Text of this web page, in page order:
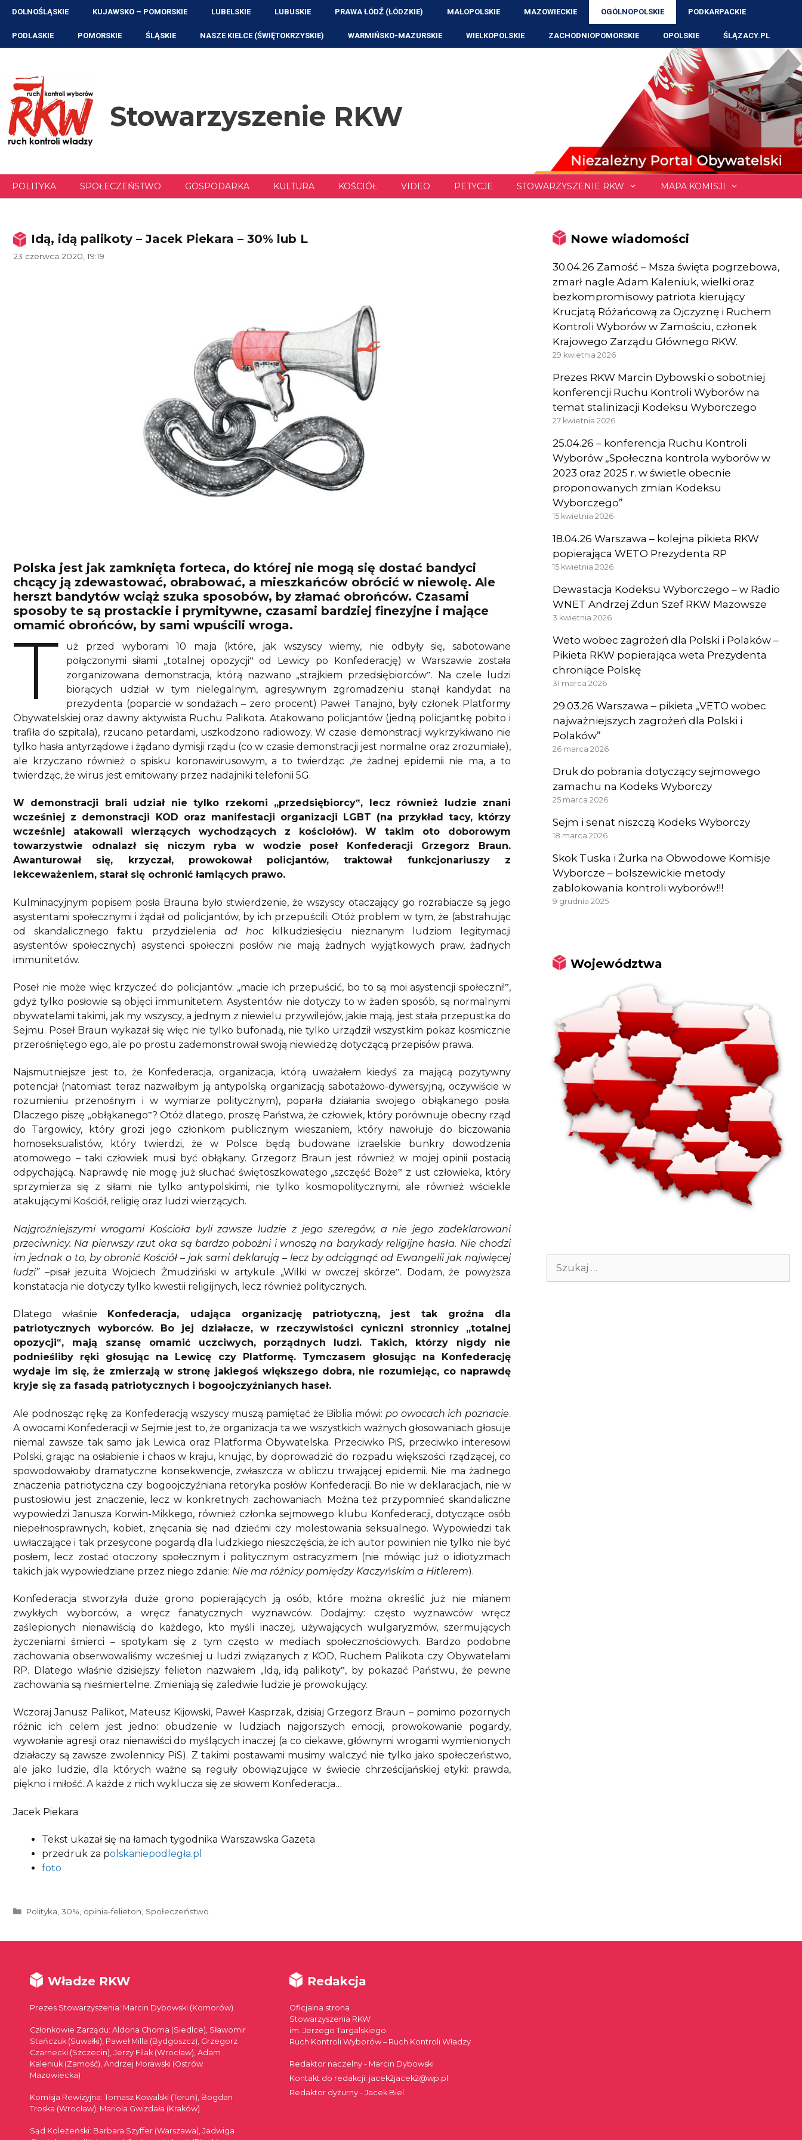
Przejdź
treści
DOLNOŚLĄSKIE KUJAWSKO – POMORSKIE LUBELSKIE LUBUSKIE PRAWA ŁÓDŹ (ŁÓDZKIE) MAŁOPOLSKIE MAZOWIECKIE OGÓLNOPOLSKIE PODKARPACKIE
PODLASKIE POMORSKIE ŚLĄSKIE NASZE KIELCE (ŚWIĘTOKRZYSKIE) WARMIŃSKO-MAZURSKIE WIELKOPOLSKIE ZACHODNIOPOMORSKIE OPOLSKIE ŚLĄZACY.PL
Stowarzyszenie RKW
POLITYKA SPOŁECZEŃSTWO GOSPODARKA KULTURA KOŚCIÓŁ VIDEO PETYCJE STOWARZYSZENIE RKW MAPA KOMISJI
Idą, idą palikoty – Jacek Piekara – 30% lub L
23 czerwca 2020, 19:19
Polska jest jak zamknięta forteca, do której nie mogą się dostać bandyci
chcący ją zdewastować, obrabować, a mieszkańców obrócić w niewolę. Ale
herszt bandytów wciąż szuka sposobów, by złamać obrońców. Czasami
sposoby te są prostackie i prymitywne, czasami bardziej finezyjne i mające
omamić obrońców, by sami wpuścili wroga.
T
uż przed wyborami 10 maja (które, jak wszyscy wiemy, nie odbyły się, sabotowane
połączonymi siłami „totalnej opozycji‟ od Lewicy po Konfederację) w Warszawie została
zorganizowana demonstracja, którą nazwano „strajkiem przedsiębiorców‟. Na czele ludzi
biorących udział w tym nielegalnym, agresywnym zgromadzeniu stanął kandydat na
prezydenta (poparcie w sondażach – zero procent) Paweł Tanajno, były członek Platformy
Obywatelskiej oraz dawny aktywista Ruchu Palikota. Atakowano policjantów (jedną policjantkę pobito i
trafiła do szpitala), rzucano petardami, uszkodzono radiowozy. W czasie demonstracji wykrzykiwano nie
tylko hasła antyrządowe i żądano dymisji rządu (co w czasie demonstracji jest normalne oraz zrozumiałe),
ale krzyczano również o spisku koronawirusowym, a to twierdząc ,że żadnej epidemii nie ma, a to
twierdząc, że wirus jest emitowany przez nadajniki telefonii 5G.
W demonstracji brali udział nie tylko rzekomi „przedsiębiorcy‟, lecz również ludzie znani
wcześniej z demonstracji KOD oraz manifestacji organizacji LGBT (na przykład tacy, którzy
wcześniej atakowali wierzących wychodzących z kościołów). W takim oto doborowym
towarzystwie odnalazł się niczym ryba w wodzie poseł Konfederacji Grzegorz Braun.
Awanturował się, krzyczał, prowokował policjantów, traktował funkcjonariuszy z
lekceważeniem, starał się ochronić łamiących prawo.
Kulminacyjnym popisem posła Brauna było stwierdzenie, że wszyscy otaczający go rozrabiacze są jego
asystentami społecznymi i żądał od policjantów, by ich przepuścili. Otóż problem w tym, że (abstrahując
od skandalicznego faktu przydzielenia ad hoc kilkudziesięciu nieznanym ludziom legitymacji
asystentów społecznych) asystenci społeczni posłów nie mają żadnych wyjątkowych praw, żadnych
immunitetów.
Poseł nie może więc krzyczeć do policjantów: „macie ich przepuścić, bo to są moi asystencji społeczni!‟,
gdyż tylko posłowie są objęci immunitetem. Asystentów nie dotyczy to w żaden sposób, są normalnymi
obywatelami takimi, jak my wszyscy, a jednym z niewielu przywilejów, jakie mają, jest stała przepustka do
Sejmu. Poseł Braun wykazał się więc nie tylko bufonadą, nie tylko urządził wszystkim pokaz kosmicznie
przerośniętego ego, ale po prostu zademonstrował swoją niewiedzę dotyczącą przepisów prawa.
Najsmutniejsze jest to, że Konfederacja, organizacja, którą uważałem kiedyś za mającą pozytywny
potencjał (natomiast teraz nazwałbym ją antypolską organizacją sabotażowo-dywersyjną, oczywiście w
rozumieniu przenośnym i w wymiarze politycznym), poparła działania swojego obłąkanego posła.
Dlaczego piszę „obłąkanego‟? Otóż dlatego, proszę Państwa, że człowiek, który porównuje obecny rząd
do Targowicy, który grozi jego członkom publicznym wieszaniem, który nawołuje do biczowania
homoseksualistów, który twierdzi, że w Polsce będą budowane izraelskie bunkry dowodzenia
atomowego – taki człowiek musi być obłąkany. Grzegorz Braun jest również w mojej opinii postacią
odpychającą. Naprawdę nie mogę już słuchać świętoszkowatego „szczęść Boże‟ z ust człowieka, który
sprzymierza się z siłami nie tylko antypolskimi, nie tylko kosmopolitycznymi, ale również wściekle
atakującymi Kościół, religię oraz ludzi wierzących.
Najgroźniejszymi wrogami Kościoła byli zawsze ludzie z jego szeregów, a nie jego zadeklarowani
przeciwnicy. Na pierwszy rzut oka są bardzo pobożni i wnoszą na barykady religijne hasła. Nie chodzi
im jednak o to, by obronić Kościół – jak sami deklarują – lecz by odciągnąć od Ewangelii jak najwięcej
ludzi” –pisał jezuita Wojciech Żmudziński w artykule „Wilki w owczej skórze‟. Dodam, że powyższa
konstatacja nie dotyczy tylko kwestii religijnych, lecz również politycznych.
Dlatego właśnie
Konfederacja, udająca organizację patriotyczną, jest tak groźna dla
patriotycznych wyborców. Bo jej działacze, w rzeczywistości cyniczni stronnicy „totalnej
opozycji‟, mają szansę omamić uczciwych, porządnych ludzi. Takich, którzy nigdy nie
podnieśliby ręki głosując na Lewicę czy Platformę. Tymczasem głosując na Konfederację
wydaje im się, że zmierzają w stronę jakiegoś większego dobra, nie rozumiejąc, co naprawdę
kryje się za fasadą patriotycznych i bogoojczyźnianych haseł.
Ale podnosząc rękę za Konfederacją wszyscy muszą pamiętać że Biblia mówi: po owocach ich poznacie.
A owocami Konfederacji w Sejmie jest to, że organizacja ta we wszystkich ważnych głosowaniach głosuje
niemal zawsze tak samo jak Lewica oraz Platforma Obywatelska. Przeciwko PiS, przeciwko interesowi
Polski, grając na osłabienie i chaos w kraju, knując, by doprowadzić do rozpadu większości rządzącej, co
spowodowałoby dramatyczne konsekwencje, zwłaszcza w obliczu trwającej epidemii. Nie ma żadnego
znaczenia patriotyczna czy bogoojczyźniana retoryka posłów Konfederacji. Bo nie w deklaracjach, nie w
pustosłowiu jest znaczenie, lecz w konkretnych zachowaniach. Można też przypomnieć skandaliczne
wypowiedzi Janusza Korwin-Mikkego, również członka sejmowego klubu Konfederacji, dotyczące osób
niepełnosprawnych, kobiet, znęcania się nad dziećmi czy molestowania seksualnego. Wypowiedzi tak
uwłaczające i tak przesycone pogardą dla ludzkiego nieszczęścia, że ich autor powinien nie tylko nie być
posłem, lecz zostać otoczony społecznym i politycznym ostracyzmem (nie mówiąc już o idiotyzmach
takich jak wypowiedziane przez niego zdanie: Nie ma różnicy pomiędzy Kaczyńskim a Hitlerem).
Konfederacja stworzyła duże grono popierających ją osób, które można określić już nie mianem
zwykłych wyborców, a wręcz fanatycznych wyznawców. Dodajmy: często wyznawców wręcz
zaślepionych nienawiścią do każdego, kto myśli inaczej, używających wulgaryzmów, szermujących
życzeniami śmierci – spotykam się z tym często w mediach społecznościowych. Bardzo podobne
zachowania obserwowaliśmy wcześniej u ludzi związanych z KOD, Ruchem Palikota czy Obywatelami
RP. Dlatego właśnie dzisiejszy felieton nazwałem „Idą, idą palikoty‟, by pokazać Państwu, że pewne
zachowania są nieśmiertelne. Zmieniają się zaledwie ludzie je prowokujący.
Wczoraj Janusz Palikot, Mateusz Kijowski, Paweł Kasprzak, dzisiaj Grzegorz Braun – pomimo pozornych
różnic ich celem jest jedno: obudzenie w ludziach najgorszych emocji, prowokowanie pogardy,
wywołanie agresji oraz nienawiści do myślących inaczej (a co ciekawe, głównymi wrogami wymienionych
działaczy są zawsze zwolennicy PiS). Z takimi postawami musimy walczyć nie tylko jako społeczeństwo,
ale jako ludzie, dla których ważne są reguły obowiązujące w świecie chrześcijańskiej etyki: prawda,
piękno i miłość. A każde z nich wyklucza się ze słowem Konfederacja…
Jacek Piekara
Tekst ukazał się na łamach tygodnika Warszawska Gazeta
przedruk za polskaniepodległa.pl
foto
Kategorie
Polityka ,30% opinia-felieton Społeczeństwo
Nowe wiadomości
30.04.26 Zamość – Msza święta pogrzebowa,
zmarł nagle Adam Kaleniuk, wielki oraz
bezkompromisowy patriota kierujący
Krucjatą Różańcową za Ojczyznę i Ruchem
Kontroli Wyborów w Zamościu, członek
Krajowego Zarządu Głównego RKW.
29 kwietnia 2026
Prezes RKW Marcin Dybowski o sobotniej
konferencji Ruchu Kontroli Wyborów na
temat stalinizacji Kodeksu Wyborczego
27 kwietnia 2026
25.04.26 – konferencja Ruchu Kontroli
Wyborów „Społeczna kontrola wyborów w
2023 oraz 2025 r. w świetle obecnie
proponowanych zmian Kodeksu
Wyborczego”
15 kwietnia 2026
18.04.26 Warszawa – kolejna pikieta RKW
popierająca WETO Prezydenta RP
15 kwietnia 2026
Dewastacja Kodeksu Wyborczego – w Radio
WNET Andrzej Zdun Szef RKW Mazowsze
3 kwietnia 2026
Weto wobec zagrożeń dla Polski i Polaków –
Pikieta RKW popierająca weta Prezydenta
chroniące Polskę
31 marca 2026
29.03.26 Warszawa – pikieta „VETO wobec
najważniejszych zagrożeń dla Polski i
Polaków”
26 marca 2026
Druk do pobrania dotyczący sejmowego
zamachu na Kodeks Wyborczy
25 marca 2026
Sejm i senat niszczą Kodeks Wyborczy
18 marca 2026
Skok Tuska i Żurka na Obwodowe Komisje
Wyborcze – bolszewickie metody
zablokowania kontroli wyborów!!!
9 grudnia 2025
Województwa
Szukaj:
Władze RKW
Prezes Stowarzyszenia: Marcin Dybowski (Komorów)
Członkowie Zarządu: Aldona Choma (Siedlce), Sławomir
Stańczuk (Suwałki), Paweł Milla (Bydgoszcz), Grzegorz
Czarnecki (Szczecin), Jerzy Filak (Wrocław), Adam
Kaleniuk (Zamość), Andrzej Morawski (Ostrów
Mazowiecka)
Komisja Rewizyjna: Tomasz Kowalski (Toruń), Bogdan
Troska (Wrocław), Mariola Gwizdała (Kraków)
Sąd Koleżeński: Barbara Szyffer (Warszawa), Jadwiga
Redakcja
Oficjalna strona
Stowarzyszenia RKW
im. Jerzego Targalskiego
Ruch Kontroli Wyborów – Ruch Kontroli Władzy
Redaktor naczelny - Marcin Dybowski
Kontakt do redakcji: jacek2jacek2@wp.pl
Redaktor dyżurny - Jacek Biel